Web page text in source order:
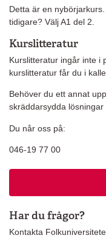
Detta är en
tidigare? Välj A1 del 2.
Kurslitteratur
Kurslitteratur ingår inte i
kurslitteratur får du i
Behöver du ett annat
skräddarsydda
Du når oss på:
046-19 77 00
Har du frågor?
Kontakta